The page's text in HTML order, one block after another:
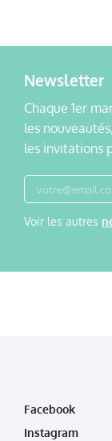
Newsletter
Chaque 1er
les
les invitations
Voir les autres
Facebook
Instagram